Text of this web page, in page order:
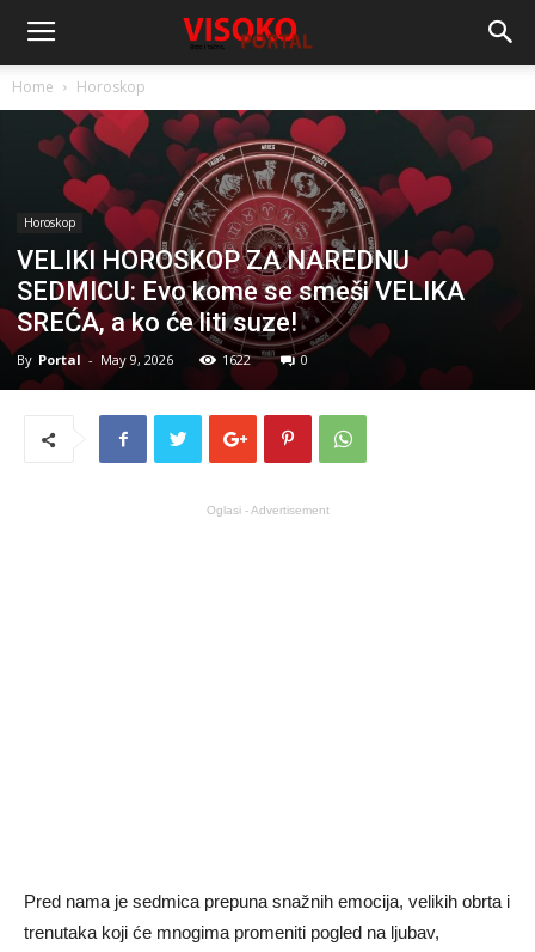
Home Horoskop
Horoskop
VELIKI HOROSKOP ZA NAREDNU
SEDMICU: Evo kome se smeši VELIKA
SREĆA, a ko će liti suze!
By Portal - May 9, 2026 1622 0
Oglasi - Advertisement
Pred nama je sedmica prepuna snažnih emocija, velikih obrta i
trenutaka koji će mnogima promeniti pogled na ljubav,